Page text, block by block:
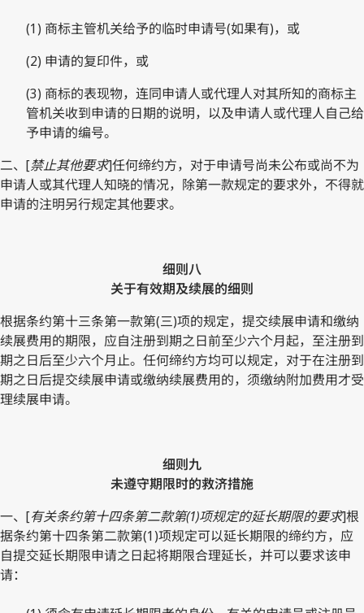
(1) 商标主管机关给予的临时申请号(如果有)，或
(2) 申请的复印件，或
(3) 商标的表现物，连同申请人或代理人对其所知的商标主
管机关收到申请的日期的说明，以及申请人或代理人自己给
予申请的编号。
二、[禁止其他要求]任何缔约方，对于申请号尚未公布或尚不为
申请人或其代理人知晓的情况，除第一款规定的要求外，不得就
申请的注明另行规定其他要求。
细则八
关于有效期及续展的细则
根据条约第十三条第一款第(三)项的规定，提交续展申请和缴纳
续展费用的期限，应自注册到期之日前至少六个月起，至注册到
期之日后至少六个月止。任何缔约方均可以规定，对于在注册到
期之日后提交续展申请或缴纳续展费用的，须缴纳附加费用才受
理续展申请。
细则九
未遵守期限时的救济措施
一、[有关条约第十四条第二款第(1)项规定的延长期限的要求]根
据条约第十四条第二款第(1)项规定可以延长期限的缔约方，应
自提交延长期限申请之日起将期限合理延长，并可以要求该申
请：